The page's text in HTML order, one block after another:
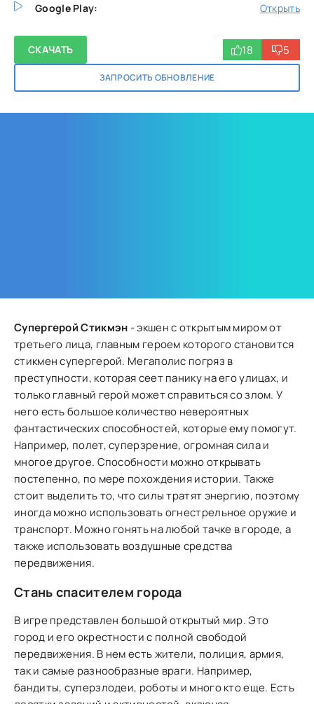
Google Play:
Открыть
СКАЧАТЬ
ЗАПРОСИТЬ ОБНОВЛЕНИЕ
18 5
Супергерой Стикмэн - экшен с открытым миром от
третьего лица, главным героем которого становится
стикмен супергерой. Мегаполис погряз в
преступности, которая сеет панику на его улицах, и
только главный герой может справиться со злом. У
него есть большое количество невероятных
фантастических способностей, которые ему помогут.
Например, полет, суперзрение, огромная сила и
многое другое. Способности можно открывать
постепенно, по мере похождения истории. Также
стоит выделить то, что силы тратят энергию, поэтому
иногда можно использовать огнестрельное оружие и
транспорт. Можно гонять на любой тачке в городе, а
также использовать воздушные средства
передвижения.
Стань спасителем города
В игре представлен большой открытый мир. Это
город и его окрестности с полной свободой
передвижения. В нем есть жители, полиция, армия,
так и самые разнообразные враги. Например,
бандиты, суперзлодеи, роботы и много кто еще. Есть